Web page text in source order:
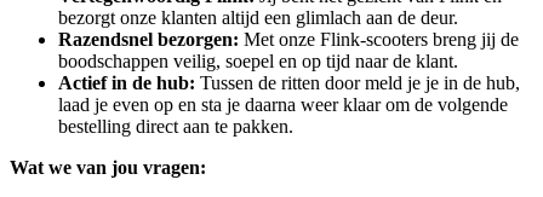
bezorgt onze klanten altijd een glimlach aan de deur.
Razendsnel bezorgen: Met onze Flink-scooters breng jij de
boodschappen veilig, soepel en op tijd naar de klant.
Actief in de hub: Tussen de ritten door meld je je in de hub,
laad je even op en sta je daarna weer klaar om de volgende
bestelling direct aan te pakken.
Wat we van jou vragen: